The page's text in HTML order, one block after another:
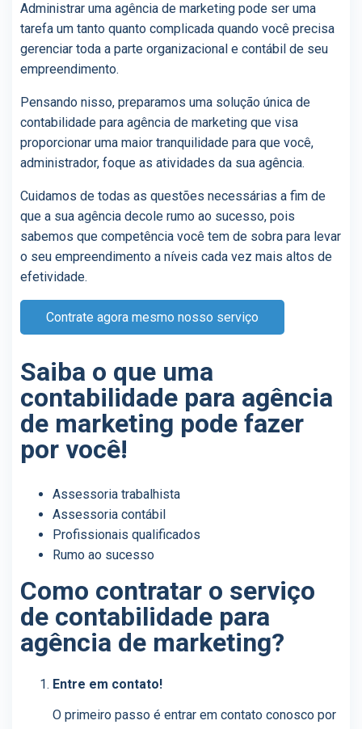
Administrar uma agência de marketing pode ser uma
tarefa um tanto quanto complicada quando você precisa
gerenciar toda a parte organizacional e contábil de seu
empreendimento.
Pensando nisso, preparamos uma solução única de
contabilidade para agência de marketing que visa
proporcionar uma maior tranquilidade para que você,
administrador, foque as atividades da sua agência.
Cuidamos de todas as questões necessárias a fim de
que a sua agência decole rumo ao sucesso, pois
sabemos que competência você tem de sobra para levar
o seu empreendimento a níveis cada vez mais altos de
efetividade.
Contrate agora mesmo nosso serviço
Saiba o que uma
contabilidade para agência
de marketing pode fazer
por você!
Assessoria trabalhista
Assessoria contábil
Profissionais qualificados
Rumo ao sucesso
Como contratar o serviço
de contabilidade para
agência de marketing?
Entre em contato!
O primeiro passo é entrar em contato conosco por